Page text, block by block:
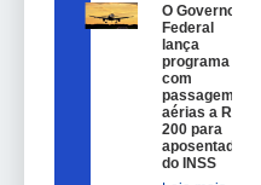
O Governo
Federal
lança
programa
com
passagem
aérias a R$
200 para
aposentados
do INSS